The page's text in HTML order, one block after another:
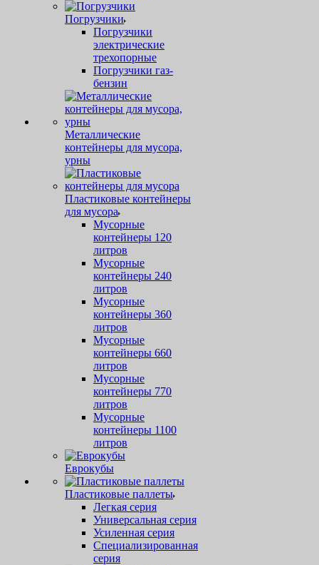
Погрузчики
Погрузчики
электрические
трехопорные
Погрузчики газ-
бензин
Металлические
контейнеры для мусора,
урны
Пластиковые контейнеры
для мусора
Мусорные
контейнеры 120
литров
Мусорные
контейнеры 240
литров
Мусорные
контейнеры 360
литров
Мусорные
контейнеры 660
литров
Мусорные
контейнеры 770
литров
Мусорные
контейнеры 1100
литров
Еврокубы
Пластиковые паллеты
Легкая серия
Универсальная серия
Усиленная серия
Специализированная
серия